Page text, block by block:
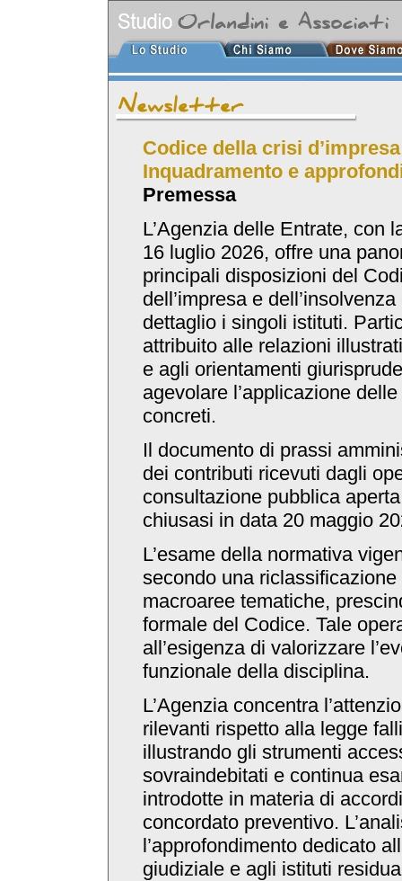
Codice della crisi
Inquadramento e
Premessa
L’Agenzia delle Entrate, con
16 luglio 2026, offre una
principali disposizioni del
dell’impresa e
dettaglio i singoli istituti.
attribuito alle relazioni
e agli orientamenti
agevolare l’applicazione
concreti.
Il documento di prassi
dei contributi ricevuti dagli
consultazione pubblica
chiusasi in data 20 maggio
L’esame della normativa
secondo una
macroaree tematiche,
formale del Codice. Tale
all’esigenza di valorizzare
funzionale della disciplina.
L’Agenzia concentra
rilevanti rispetto alla legge
illustrando gli strumenti
sovraindebitati e continua
introdotte in materia di
concordato preventivo.
l’approfondimento dedicato
giudiziale e agli istituti